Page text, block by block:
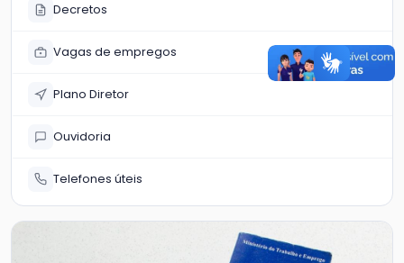
Decretos
Vagas de empregos
Plano Diretor
Ouvidoria
Telefones úteis